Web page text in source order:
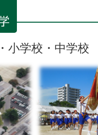
小学校・中学校